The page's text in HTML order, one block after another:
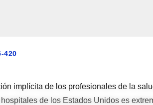
420
implícita de los profesionales de la
de los Estados Unidos es